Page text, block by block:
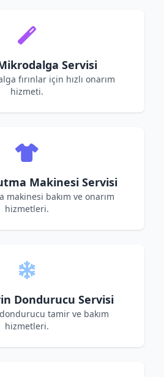
Servisi
fırınlar için hızlı onarım
hizmeti.
Makinesi Servisi
makinesi bakım ve onarım
hizmetleri.
Dondurucu Servisi
tamir ve bakım
hizmetleri.